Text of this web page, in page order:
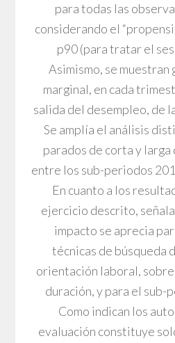
para todas las
considerando el
p90 (para tratar el
Asimismo, se
marginal, en cada
salida del desempleo, de
Se amplía el análisis
parados de corta y
entre los sub-periodos
En cuanto a los
ejercicio descrito,
impacto se aprecia
técnicas de búsqueda
orientación laboral,
duración, y para el
Como indican los
evaluación constituye